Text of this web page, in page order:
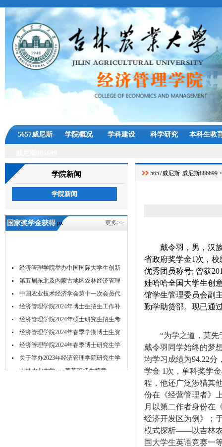
5657威尼斯- 学院概况 学科建设 科学研究 本科生教
学院新闻
学院新闻
px
国家奖学金获得 更多>>
经济管理学院举办中国国际大学生创新
大...
第五届东北及内蒙古地区农林经济管理
学...
中国农业技术经济学会第十一次会员代
表...
经济管理学院2024年博士生招生工作补
充...
经济管理学院2024年硕士研究生招生考
试...
经济管理学院2024年春季学期博士生资
格...
经济管理学院2024年春季博士研究生学
位...
关于举办2023年经济管理学院研究生学
术...
吉林农业大学acca菁英班招生简章
5657威尼斯-威尼斯886699
戴令羽，男，汉
省政府奖学金1次，
优秀团员称号; 曾获
娃哈哈全国大学生创
馆学生管理委员会副
勤学助贷部。现已通
“为学之道，莫先
戴令羽同学始终的梦
均学习成绩为94.22分
学金 1次，单科奖学
程，他还广泛涉猎其
份在《经营管理者》
月以第二作者身份在
经济开发区为例》；
模式探析——以吉林
国大学生英语竞赛一